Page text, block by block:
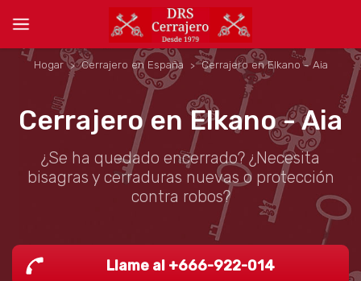
Hogar Cerrajero en España Cerrajero en Elkano - Aia
Cerrajero en Elkano - Aia
¿Se ha quedado encerrado? ¿Necesita
bisagras y cerraduras nuevas o protección
contra robos?
Llame al +666-922-014